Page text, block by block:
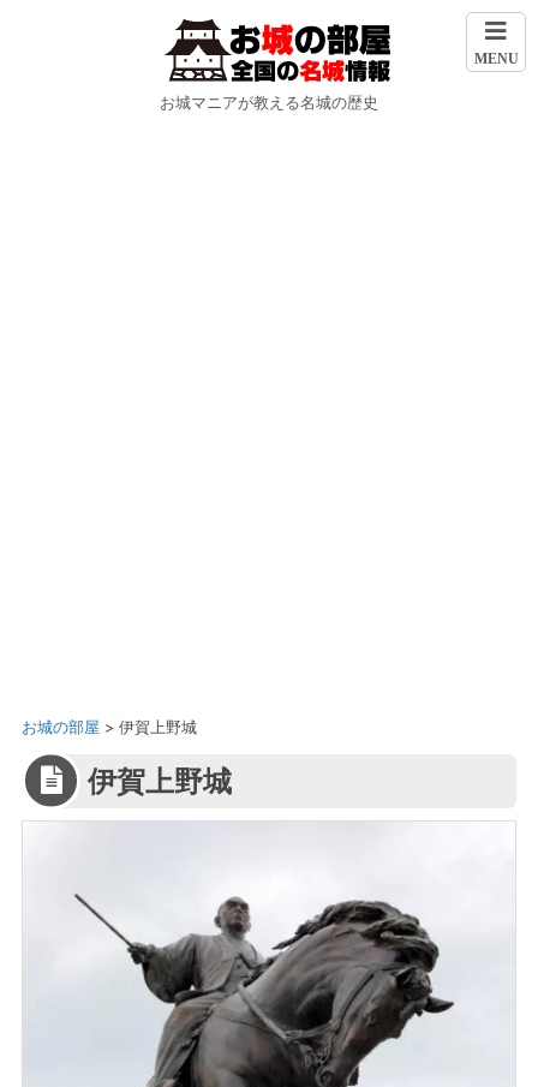
MENU
お城マニアが教える名城の歴史
お城の部屋 > 伊賀上野城
伊賀上野城